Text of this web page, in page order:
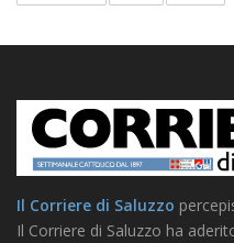
Il Corriere di Saluzzo
Il Corriere di Saluzzo ha